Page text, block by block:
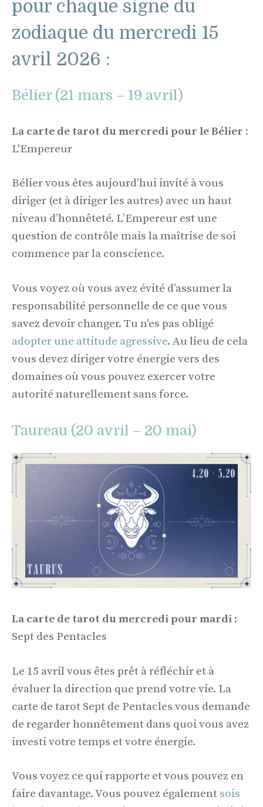
pour chaque signe du
zodiaque du mercredi 15
avril 2026 :
Bélier (21 mars – 19 avril)
La carte de tarot du mercredi pour le Bélier :
L'Empereur
Bélier vous êtes aujourd’hui invité à vous
diriger (et à diriger les autres) avec un haut
niveau d’honnêteté. L’Empereur est une
question de contrôle mais la maîtrise de soi
commence par la conscience.
Vous voyez où vous avez évité d’assumer la
responsabilité personnelle de ce que vous
savez devoir changer. Tu n'es pas obligé
adopter une attitude agressive. Au lieu de cela
vous devez diriger votre énergie vers des
domaines où vous pouvez exercer votre
autorité naturellement sans force.
Taureau (20 avril – 20 mai)
La carte de tarot du mercredi pour mardi :
Sept des Pentacles
Le 15 avril vous êtes prêt à réfléchir et à
évaluer la direction que prend votre vie. La
carte de tarot Sept de Pentacles vous demande
de regarder honnêtement dans quoi vous avez
investi votre temps et votre énergie.
Vous voyez ce qui rapporte et vous pouvez en
faire davantage. Vous pouvez également sois